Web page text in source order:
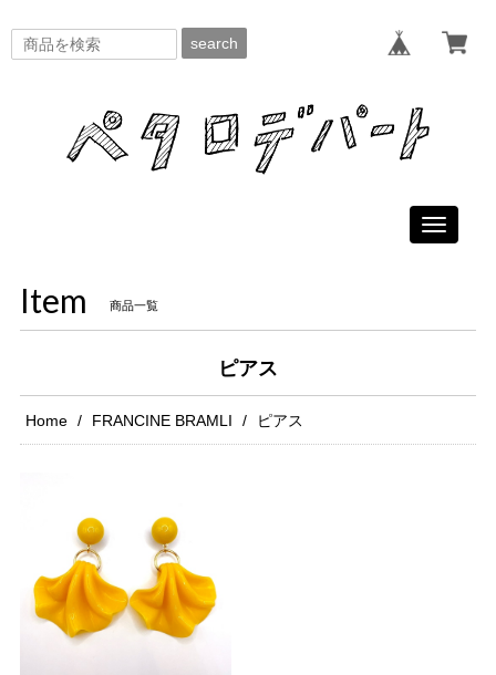
search
Toggle
Item 商品一覧
ピアス
Home FRANCINE BRAMLI ピアス